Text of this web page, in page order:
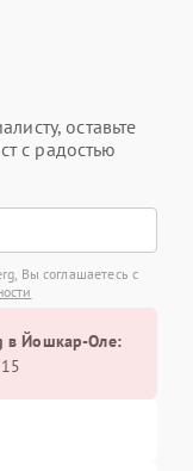
оставьте
с радостью
Вы соглашаетесь с
в Йошкар-Оле: